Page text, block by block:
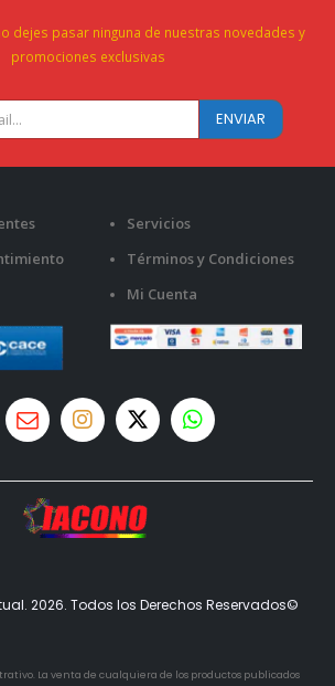
dejes pasar ninguna de nuestras novedades y
promociones exclusivas
Servicios
Términos y Condiciones
Mi Cuenta
2026. Todos los Derechos Reservados©
La venta de cualquiera de los productos publicados